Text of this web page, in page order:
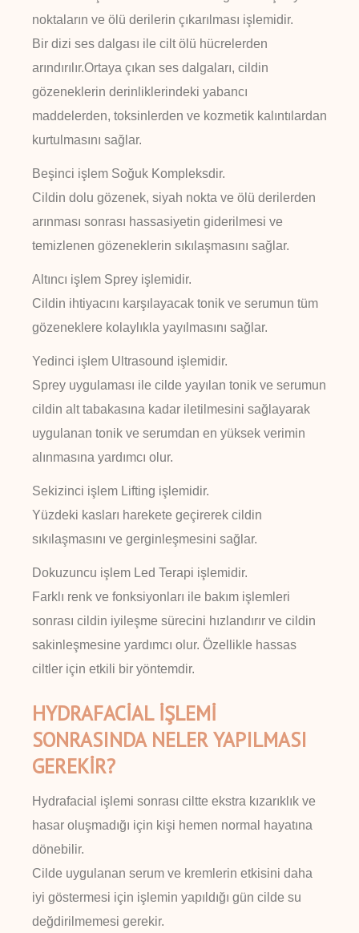
noktaların ve ölü derilerin çıkarılması işlemidir.
Bir dizi ses dalgası ile cilt ölü hücrelerden
arındırılır.Ortaya çıkan ses dalgaları, cildin
gözeneklerin derinliklerindeki yabancı
maddelerden, toksinlerden ve kozmetik kalıntılardan
kurtulmasını sağlar.
Beşinci işlem Soğuk Kompleksdir.
Cildin dolu gözenek, siyah nokta ve ölü derilerden
arınması sonrası hassasiyetin giderilmesi ve
temizlenen gözeneklerin sıkılaşmasını sağlar.
Altıncı işlem Sprey işlemidir.
Cildin ihtiyacını karşılayacak tonik ve serumun tüm
gözeneklere kolaylıkla yayılmasını sağlar.
Yedinci işlem Ultrasound işlemidir.
Sprey uygulaması ile cilde yayılan tonik ve serumun
cildin alt tabakasına kadar iletilmesini sağlayarak
uygulanan tonik ve serumdan en yüksek verimin
alınmasına yardımcı olur.
Sekizinci işlem Lifting işlemidir.
Yüzdeki kasları harekete geçirerek cildin
sıkılaşmasını ve gerginleşmesini sağlar.
Dokuzuncu işlem Led Terapi işlemidir.
Farklı renk ve fonksiyonları ile bakım işlemleri
sonrası cildin iyileşme sürecini hızlandırır ve cildin
sakinleşmesine yardımcı olur. Özellikle hassas
ciltler için etkili bir yöntemdir.
HYDRAFACİAL İŞLEMİ
SONRASINDA NELER YAPILMASI
GEREKİR?
Hydrafacial işlemi sonrası ciltte ekstra kızarıklık ve
hasar oluşmadığı için kişi hemen normal hayatına
dönebilir.
Cilde uygulanan serum ve kremlerin etkisini daha
iyi göstermesi için işlemin yapıldığı gün cilde su
değdirilmemesi gerekir.